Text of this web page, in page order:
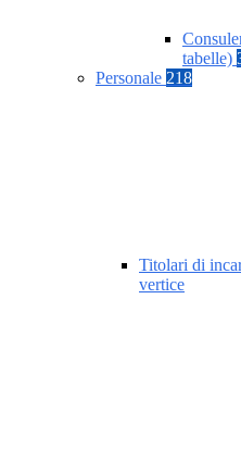
tabelle)
Personale 218
Titolari di
vertice